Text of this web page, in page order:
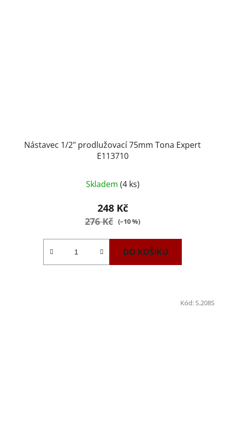
Nástavec 1/2" prodlužovací 75mm Tona Expert
E113710
Skladem (4 ks)
248 Kč
276 Kč (–10 %)
DO KOŠÍKU
Kód: S.208S